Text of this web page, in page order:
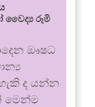
වෛද්‍ය රූමි
ඖෂධ
ද යන්න
මෙන්ම